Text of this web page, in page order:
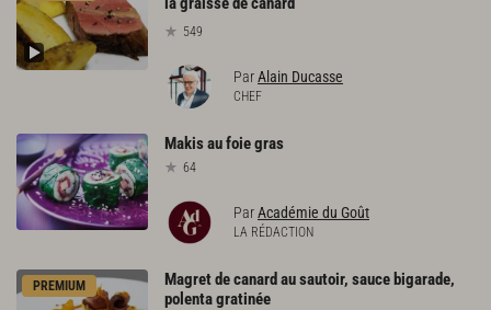
549
ParAlain Ducasse
CHEF
Makisaufoiegras
64
ParAcadémie du Goût
LA RÉDACTION
PREMIUM
Magret de canard au sautoir, sauce bigarade,
polenta gratinée